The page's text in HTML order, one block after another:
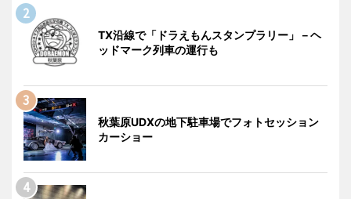
TX沿線で「ドラえもんスタンプラリー」－ヘ
ッドマーク列車の運行も
秋葉原UDXの地下駐車場でフォトセッション
カーショー